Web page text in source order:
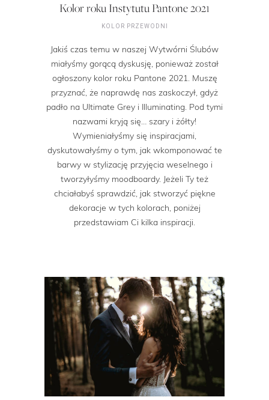
Kolor roku Instytutu Pantone 2021
KOLOR PRZEWODNI
Jakiś czas temu w naszej Wytwórni Ślubów
miałyśmy gorącą dyskusję, ponieważ został
ogłoszony kolor roku Pantone 2021. Muszę
przyznać, że naprawdę nas zaskoczył, gdyż
padło na Ultimate Grey i Illuminating. Pod tymi
nazwami kryją się… szary i żółty!
Wymieniałyśmy się inspiracjami,
dyskutowałyśmy o tym, jak wkomponować te
barwy w stylizację przyjęcia weselnego i
tworzyłyśmy moodboardy. Jeżeli Ty też
chciałabyś sprawdzić, jak stworzyć piękne
dekoracje w tych kolorach, poniżej
przedstawiam Ci kilka inspiracji.